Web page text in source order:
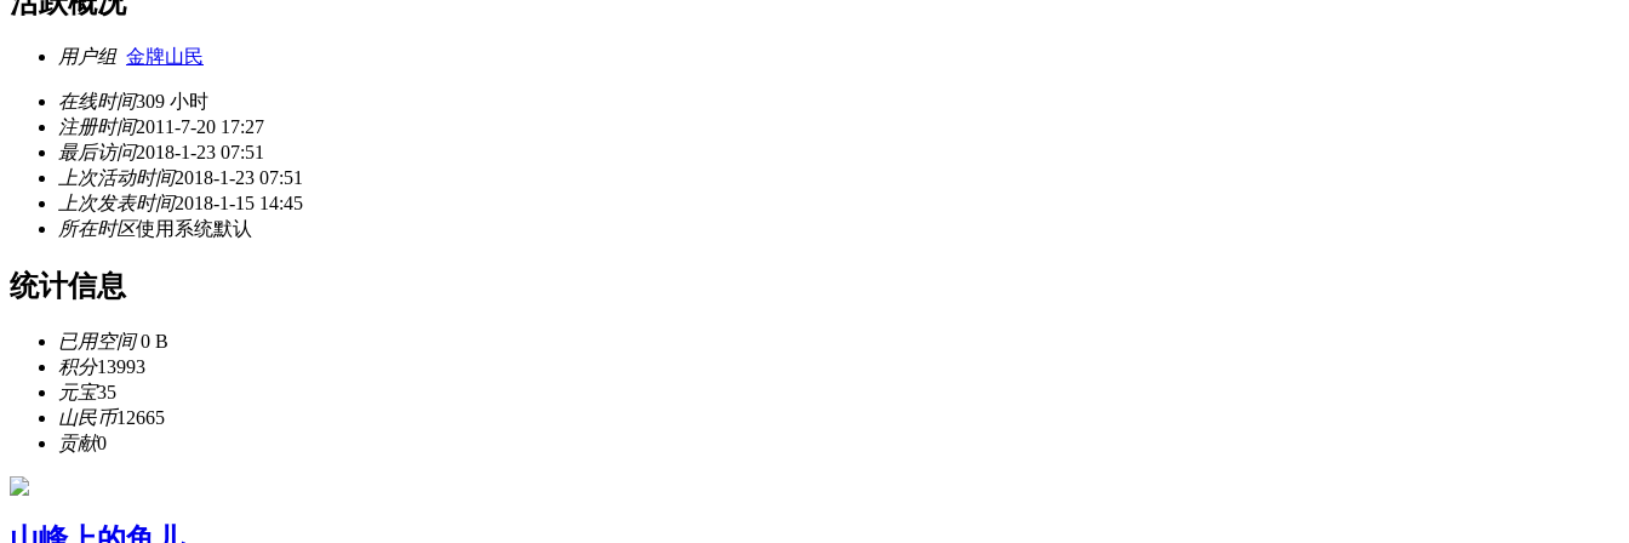
用户组 金牌山民
在线时间309 小时
注册时间2011-7-20 17:27
最后访问2018-1-23 07:51
上次活动时间2018-1-23 07:51
上次发表时间2018-1-15 14:45
所在时区使用系统默认
统计信息
已用空间0 B
积分13993
元宝35
山民币12665
贡献0